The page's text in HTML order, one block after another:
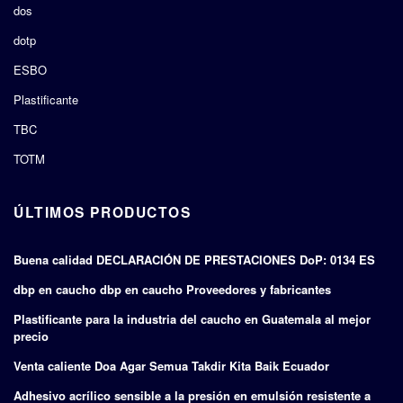
dos
dotp
ESBO
Plastificante
TBC
TOTM
ÚLTIMOS PRODUCTOS
Buena calidad DECLARACIÓN DE PRESTACIONES DoP: 0134 ES
dbp en caucho dbp en caucho Proveedores y fabricantes
Plastificante para la industria del caucho en Guatemala al mejor
precio
Venta caliente Doa Agar Semua Takdir Kita Baik Ecuador
Adhesivo acrílico sensible a la presión en emulsión resistente a